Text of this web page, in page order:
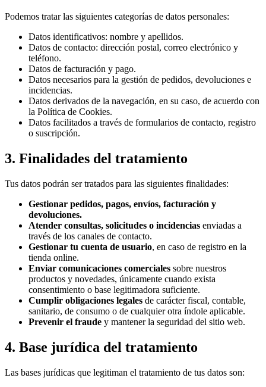
Podemos tratar las siguientes categorías de datos personales:
Datos identificativos: nombre y apellidos.
Datos de contacto: dirección postal, correo electrónico y
teléfono.
Datos de facturación y pago.
Datos necesarios para la gestión de pedidos, devoluciones e
incidencias.
Datos derivados de la navegación, en su caso, de acuerdo con
la Política de Cookies.
Datos facilitados a través de formularios de contacto, registro
o suscripción.
3. Finalidades del tratamiento
Tus datos podrán ser tratados para las siguientes finalidades:
Gestionar pedidos, pagos, envíos, facturación y
devoluciones.
Atender consultas, solicitudes o incidencias enviadas a
través de los canales de contacto.
Gestionar tu cuenta de usuario, en caso de registro en la
tienda online.
Enviar comunicaciones comerciales sobre nuestros
productos y novedades, únicamente cuando exista
consentimiento o base legitimadora suficiente.
Cumplir obligaciones legales de carácter fiscal, contable,
sanitario, de consumo o de cualquier otra índole aplicable.
Prevenir el fraude y mantener la seguridad del sitio web.
4. Base jurídica del tratamiento
Las bases jurídicas que legitiman el tratamiento de tus datos son: